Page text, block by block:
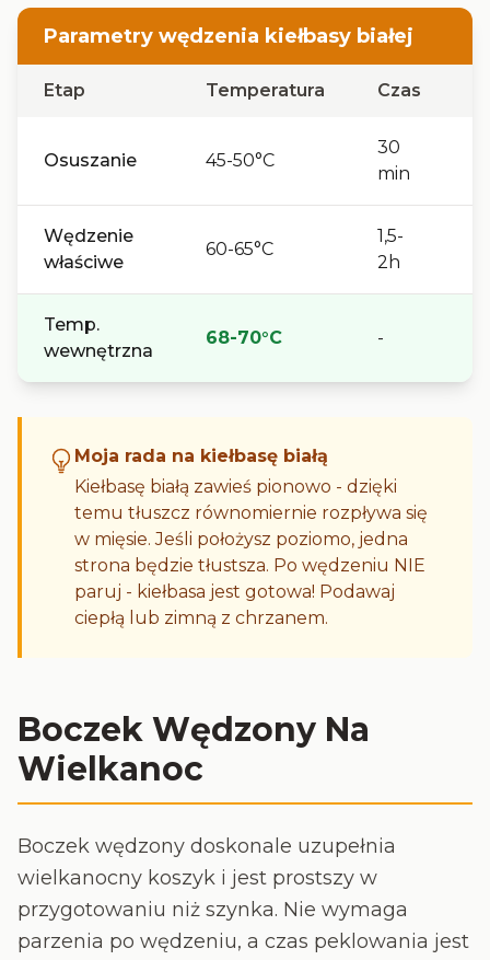
Parametry wędzenia kiełbasy białej
Etap Temperatura Czas
Osuszanie 45-50°C
30
min
Wędzenie
właściwe
60-65°C
1,5-
2h
Temp.
wewnętrzna
68-70°C -
Moja rada na kiełbasę białą
Kiełbasę białą zawieś pionowo - dzięki
temu tłuszcz równomiernie rozpływa się
w mięsie. Jeśli położysz poziomo, jedna
strona będzie tłustsza. Po wędzeniu NIE
paruj - kiełbasa jest gotowa! Podawaj
ciepłą lub zimną z chrzanem.
Boczek Wędzony Na
Wielkanoc
Boczek wędzony doskonale uzupełnia
wielkanocny koszyk i jest prostszy w
przygotowaniu niż szynka. Nie wymaga
parzenia po wędzeniu, a czas peklowania jest